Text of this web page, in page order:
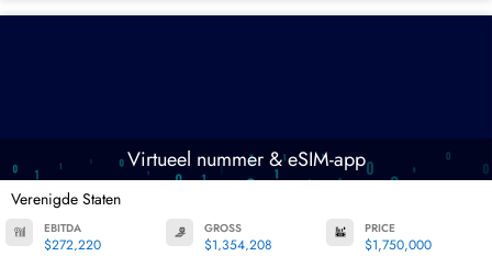
Virtueel nummer & eSIM-app
Verenigde Staten
EBITDA
$272,220
GROSS
$1,354,208
PRICE
$1,750,000